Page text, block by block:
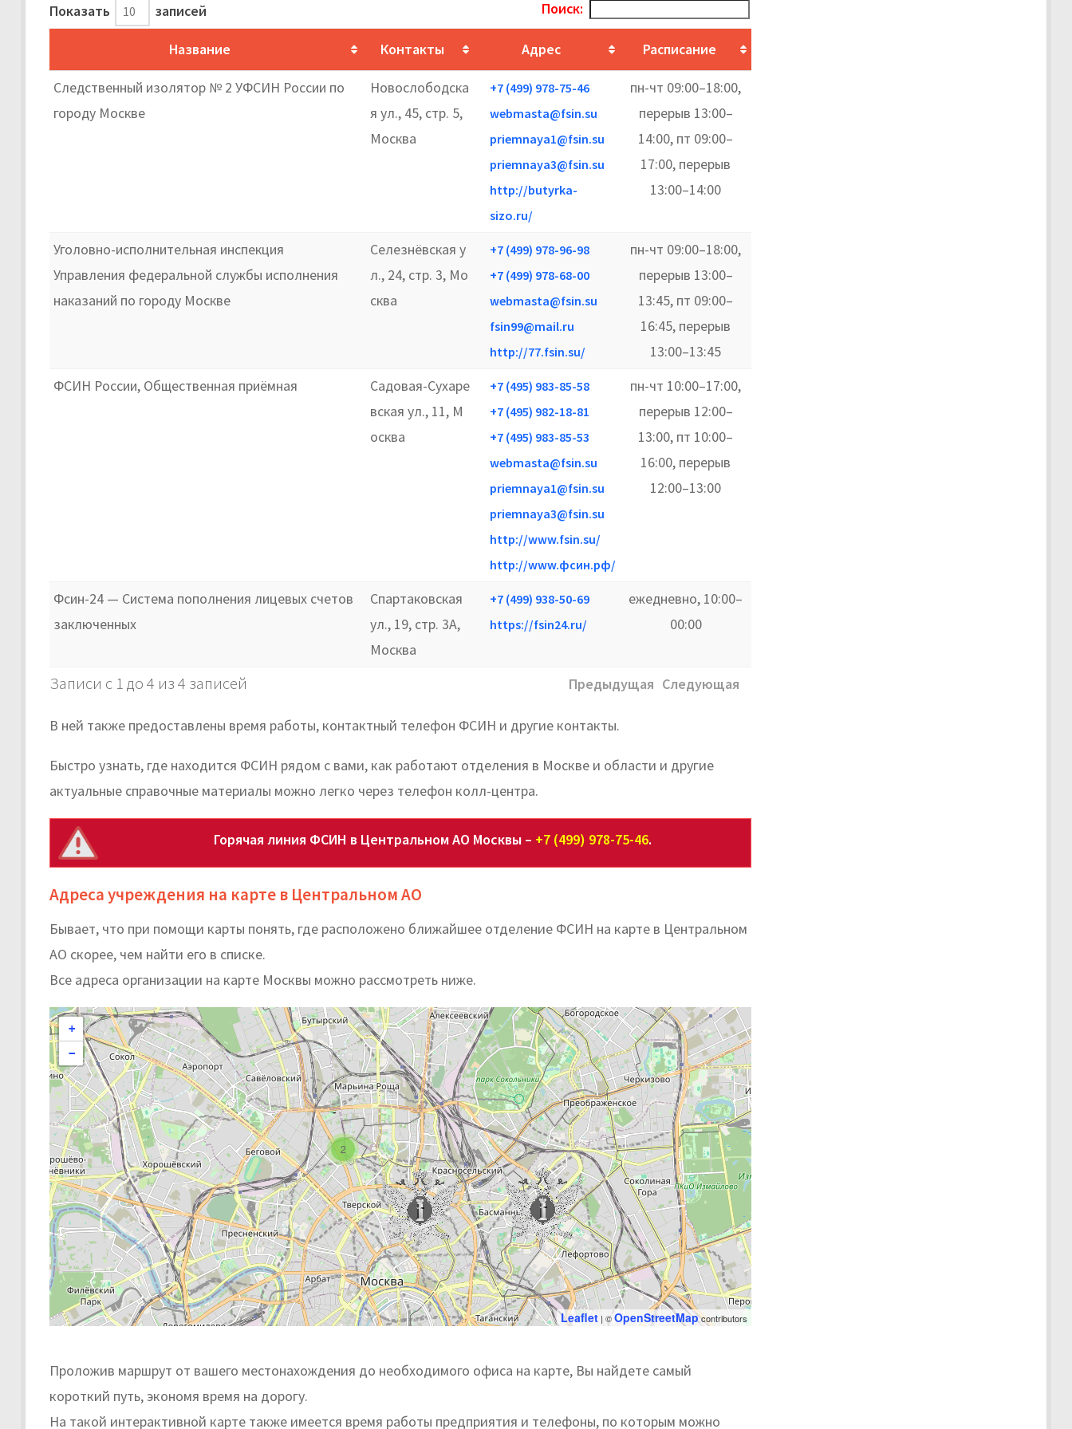
Показать записей Поиск:
Название Контакты Адрес Расписание
Следственный изолятор № 2 УФСИН России по
городу Москве
Новослободска
я ул., 45, стр. 5,
Москва
+7 (499) 978-75-46
webmasta@fsin.su
priemnaya1@fsin.su
priemnaya3@fsin.su
http://butyrka-
sizo.ru/
пн-чт 09:00–18:00,
перерыв 13:00–
14:00, пт 09:00–
17:00, перерыв
13:00–14:00
Уголовно-исполнительная инспекция
Управления федеральной службы исполнения
наказаний по городу Москве
Селезнёвская у
л., 24, стр. 3, Мо
сква
+7 (499) 978-96-98
+7 (499) 978-68-00
webmasta@fsin.su
fsin99@mail.ru
http://77.fsin.su/
пн-чт 09:00–18:00,
перерыв 13:00–
13:45, пт 09:00–
16:45, перерыв
13:00–13:45
ФСИН России, Общественная приёмная
Садовая-Сухаре
вская ул., 11, М
осква
+7 (495) 983-85-58
+7 (495) 982-18-81
+7 (495) 983-85-53
webmasta@fsin.su
priemnaya1@fsin.su
priemnaya3@fsin.su
http://www.fsin.su/
http://www.фсин.рф/
пн-чт 10:00–17:00,
перерыв 12:00–
13:00, пт 10:00–
16:00, перерыв
12:00–13:00
Фсин-24 — Система пополнения лицевых счетов
заключенных
Спартаковская
ул., 19, стр. 3А,
Москва
+7 (499) 938-50-69
https://fsin24.ru/
ежедневно, 10:00–
00:00
Записи с 1 до 4 из 4 записей Предыдущая Следующая
В ней также предоставлены время работы, контактный телефон ФСИН и другие контакты.
Быстро узнать, где находится ФСИН рядом с вами, как работают отделения в Москве и области и другие
актуальные справочные материалы можно легко через телефон колл-центра.
Горячая линия ФСИН в Центральном АО Москвы – +7 (499) 978-75-46.
Адреса учреждения на карте в Центральном АО
Бывает, что при помощи карты понять, где расположено ближайшее отделение ФСИН на карте в Центральном
АО скорее, чем найти его в списке.
Все адреса организации на карте Москвы можно рассмотреть ниже.
2
+
−
Leaflet | ©OpenStreetMapcontributors
Проложив маршрут от вашего местонахождения до необходимого офиса на карте, Вы найдете самый
короткий путь, экономя время на дорогу.
На такой интерактивной карте также имеется время работы предприятия и телефоны, по которым можно